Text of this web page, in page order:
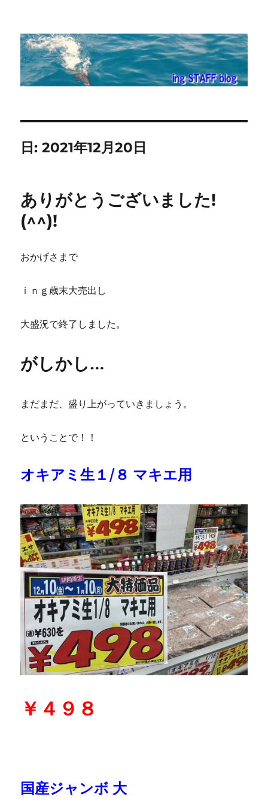
ing STAFF blog
日:2021年12月20日
ありがとうございました!
(^^)!
おかげさまで
ｉｎｇ歳末大売出し
大盛況で終了しました。
がしかし…
まだまだ、盛り上がっていきましょう。
ということで！！
オキアミ生１/８ マキエ用
￥４９８
国産ジャンボ 大